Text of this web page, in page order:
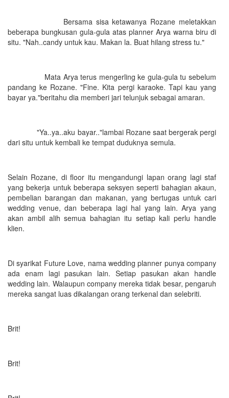
Bersama sisa ketawanya Rozane meletakkan
beberapa bungkusan gula-gula atas planner Arya warna biru di
situ. "Nah..candy untuk kau. Makan la. Buat hilang stress tu."
Mata Arya terus mengerling ke gula-gula tu sebelum
pandang ke Rozane. "Fine. Kita pergi karaoke. Tapi kau yang
bayar ya."beritahu dia memberi jari telunjuk sebagai amaran.
"Ya..ya..aku bayar.."lambai Rozane saat bergerak pergi
dari situ untuk kembali ke tempat duduknya semula.
Selain Rozane, di floor itu mengandungi lapan orang lagi staf
yang bekerja untuk beberapa seksyen seperti bahagian akaun,
pembelian barangan dan makanan, yang bertugas untuk cari
wedding venue, dan beberapa lagi hal yang lain. Arya yang
akan ambil alih semua bahagian itu setiap kali perlu handle
klien.
Di syarikat Future Love, nama wedding planner punya company
ada enam lagi pasukan lain. Setiap pasukan akan handle
wedding lain. Walaupun company mereka tidak besar, pengaruh
mereka sangat luas dikalangan orang terkenal dan selebriti.
Brit!
Brit!